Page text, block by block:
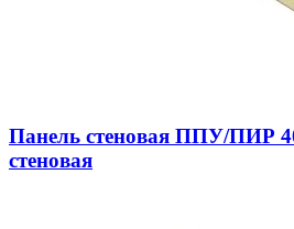
Панель стеновая ППУ/ПИР
стеновая